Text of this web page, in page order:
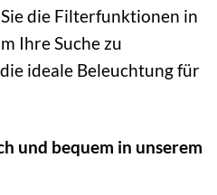
die Filterfunktionen in
Ihre Suche zu
ideale Beleuchtung für
und bequem in unserem